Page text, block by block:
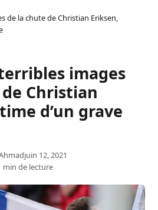
de la chute de Christian Eriksen,
images
Christian
d’un grave
juin 12, 2021
min de lecture